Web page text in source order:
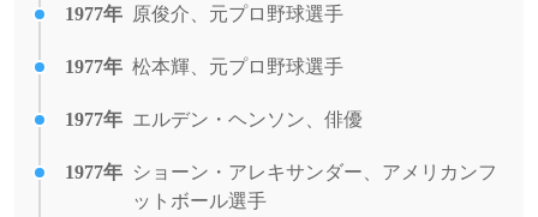
1977年 原俊介、元プロ野球選手
1977年 松本輝、元プロ野球選手
1977年 エルデン・ヘンソン、俳優
1977年 ショーン・アレキサンダー、アメリカンフ
ットボール選手